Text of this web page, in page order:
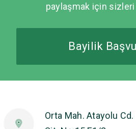
paylaşmak için
Bayilik
Orta Mah. Atayolu